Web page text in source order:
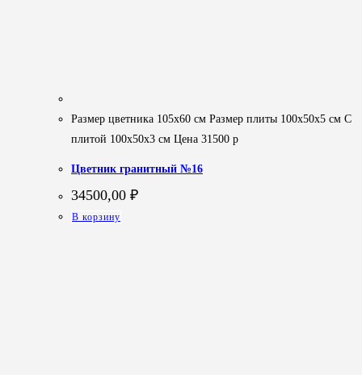
Размер цветника 105х60 см Размер плиты 100х50х5 см С
плитой 100х50х3 см Цена 31500 р
Цветник гранитный №16
34500,00 ₽
В корзину